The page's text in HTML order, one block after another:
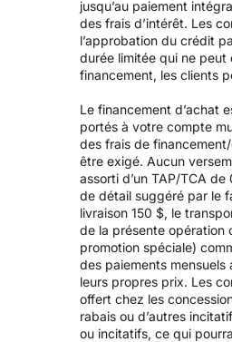
jusqu’au paiement
des frais d’intérêt. Les
l’approbation du crédit
durée limitée qui ne peut
financement, les clients
Le financement d’achat
portés à votre compte
des frais de
être exigé. Aucun
assorti d’un TAP/TCA
de détail suggéré par le
livraison 150 $, le
de la présente opération
promotion spéciale)
des paiements
leurs propres prix. Les
offert chez les
rabais ou d’autres
ou incitatifs, ce qui